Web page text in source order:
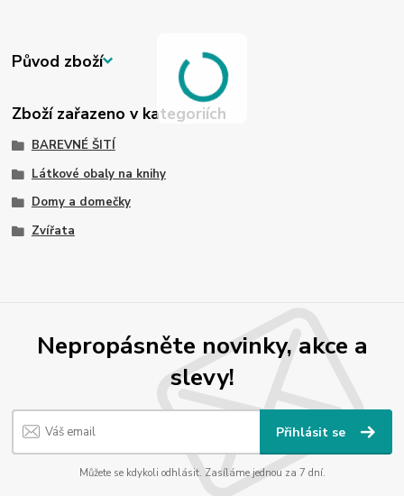
Původ zboží
Zboží zařazeno v kategoriích
BAREVNÉ ŠITÍ
Látkové obaly na knihy
Domy a domečky
Zvířata
Nepropásněte novinky, akce a
slevy!
Přihlásit se
Můžete se kdykoli odhlásit. Zasíláme jednou za 7 dní.